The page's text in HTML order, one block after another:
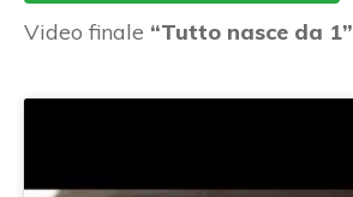
Video finale “Tutto nasce da 1”